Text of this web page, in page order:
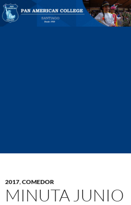
2017,COMEDOR
MINUTA JUNIO